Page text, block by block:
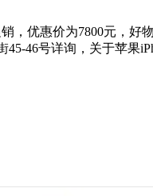
，优惠价为7800元，好
46号详询，关于苹果